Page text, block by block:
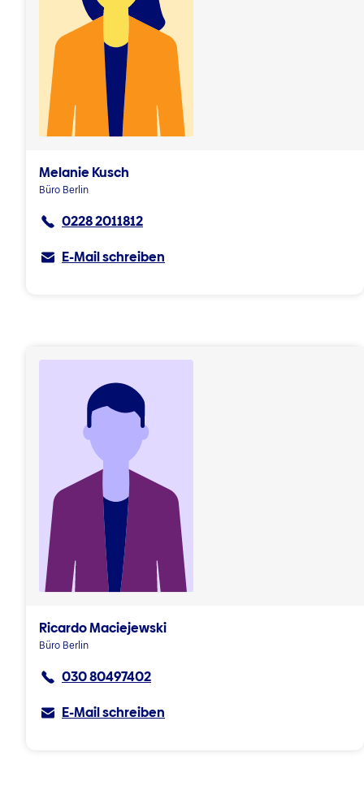
Melanie Kusch
Büro Berlin
0228 2011812
E-Mail schreiben
Ricardo Maciejewski
Büro Berlin
030 80497402
E-Mail schreiben